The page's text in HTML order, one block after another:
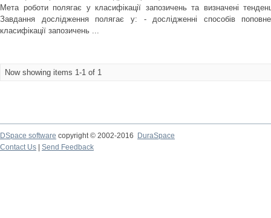
Мета роботи полягає у класифікації запозичень та визначені
Завдання дослідження полягає у: - дослідженні способів
класифікації запозичень ...
Now showing items 1-1 of 1
DSpace software copyright © 2002-2016
DuraSpace
Contact Us
Send Feedback